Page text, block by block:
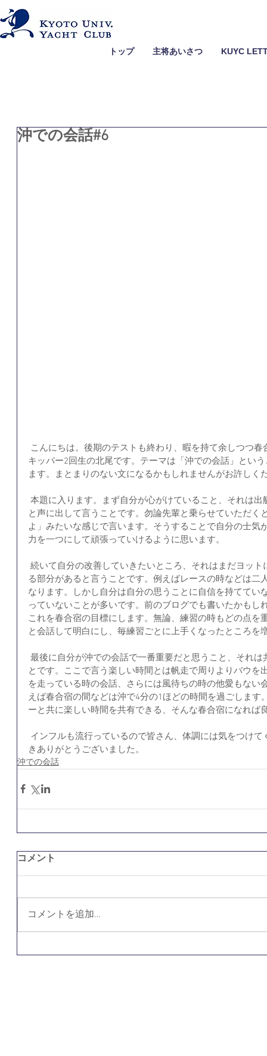
トップ 主将あいさつ KUYC
沖での会話#6
こんにちは。後期のテストも終わり、暇を持て余しつつ
キッパー2回生の北尾です。テーマは「沖での会話」とい
ます。まとまりのない文になるかもしれませんがお許しく
と声に出して言うことです。勿論先輩と乗らせていただく
よ」みたいな感じで言います。そうすることで自分の士気
力を一つにして頑張っていけるように思います。
る部分があると言うことです。例えばレースの時などは二
なります。しかし自分は自分の思うことに自信を持ててい
っていないことが多いです。前のブログでも書いたかもし
これを春合宿の目標にします。無論、練習の時もどの点を
と会話して明白にし、毎練習ごとに上手くなったところを
とです。ここで言う楽しい時間とは帆走で周りよりバウを
を走っている時の会話、さらには風待ちの時の他愛もない
えば春合宿の間などは沖で4分の1ほどの時間を過ごします
ーと共に楽しい時間を共有できる、そんな春合宿になれば
きありがとうございました。
沖での会話
コメント
コメントを追加…